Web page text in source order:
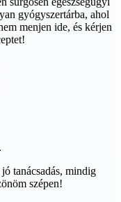
gyógyszertárba, ahol
menjen ide, és kérjen
tanácsadás, mindig
szépen!